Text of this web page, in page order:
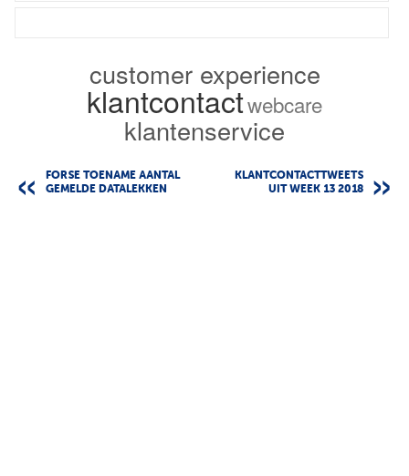
customer experience
klantcontactwebcare
klantenservice
FORSE TOENAME AANTAL
GEMELDE DATALEKKEN
KLANTCONTACTTWEETS
UIT WEEK 13 2018